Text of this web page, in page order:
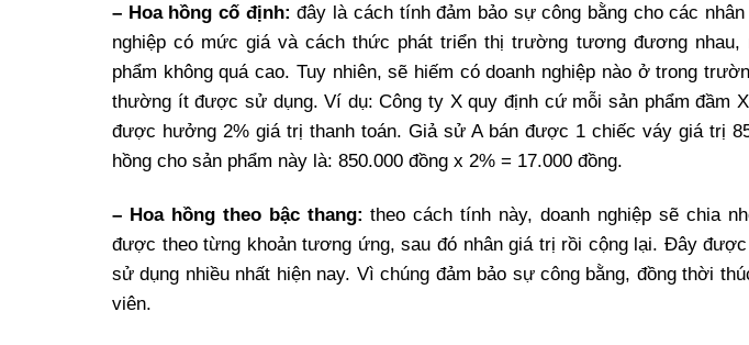
– Hoa hồng cố định:đây là cách tính đảm bảo sự công bằng cho các
nghiệp có mức giá và cách thức phát triển thị trường tương đương
phẩm không quá cao. Tuy nhiên, sẽ hiếm có doanh nghiệp nào ở trong
thường ít được sử dụng. Ví dụ: Công ty X quy định cứ mỗi sản phẩm đầm
được hưởng 2% giá trị thanh toán. Giả sử A bán được 1 chiếc váy giá trị
hồng cho sản phẩm này là: 850.000 đồng x 2% = 17.000 đồng.
– Hoa hồng theo bậc thang: theo cách tính này, doanh nghiệp sẽ chia
được theo từng khoản tương ứng, sau đó nhân giá trị rồi cộng lại. Đây
sử dụng nhiều nhất hiện nay. Vì chúng đảm bảo sự công bằng, đồng thời
viên.